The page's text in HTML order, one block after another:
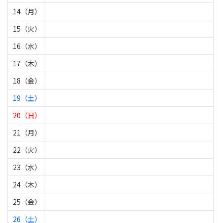
14（月）
15（火）
16（水）
17（木）
18（金）
19（土）
20（日）
21（月）
22（火）
23（水）
24（木）
25（金）
26（土）